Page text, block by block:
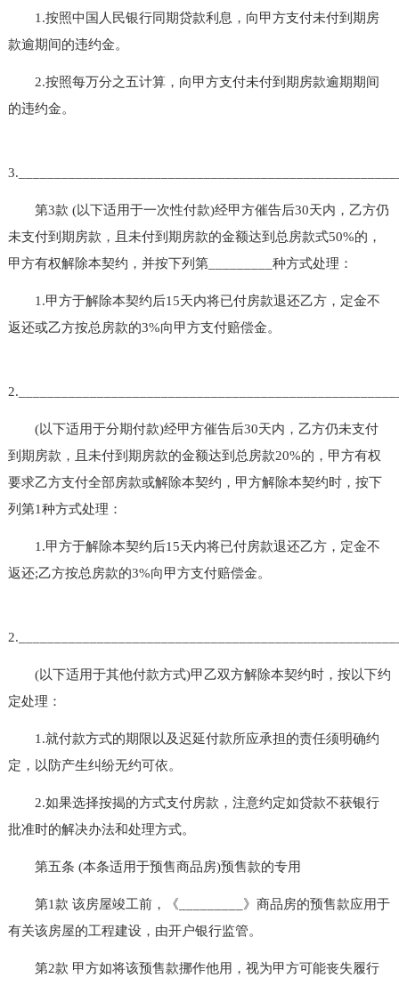
1.按照中国人民银行同期贷款利息，向甲方支付未付到期房
款逾期间的违约金。
2.按照每万分之五计算，向甲方支付未付到期房款逾期期间
的违约金。
第3款 (以下适用于一次性付款)经甲方催告后30天内，乙方仍
未支付到期房款，且未付到期房款的金额达到总房款式50%的，
甲方有权解除本契约，并按下列第_________种方式处理：
1.甲方于解除本契约后15天内将已付房款退还乙方，定金不
返还或乙方按总房款的3%向甲方支付赔偿金。
(以下适用于分期付款)经甲方催告后30天内，乙方仍未支付
到期房款，且未付到期房款的金额达到总房款20%的，甲方有权
要求乙方支付全部房款或解除本契约，甲方解除本契约时，按下
列第1种方式处理：
1.甲方于解除本契约后15天内将已付房款退还乙方，定金不
返还;乙方按总房款的3%向甲方支付赔偿金。
(以下适用于其他付款方式)甲乙双方解除本契约时，按以下约
定处理：
1.就付款方式的期限以及迟延付款所应承担的责任须明确约
定，以防产生纠纷无约可依。
2.如果选择按揭的方式支付房款，注意约定如贷款不获银行
批准时的解决办法和处理方式。
第五条 (本条适用于预售商品房)预售款的专用
第1款 该房屋竣工前，《_________》商品房的预售款应用于
有关该房屋的工程建设，由开户银行监管。
第2款 甲方如将该预售款挪作他用，视为甲方可能丧失履行